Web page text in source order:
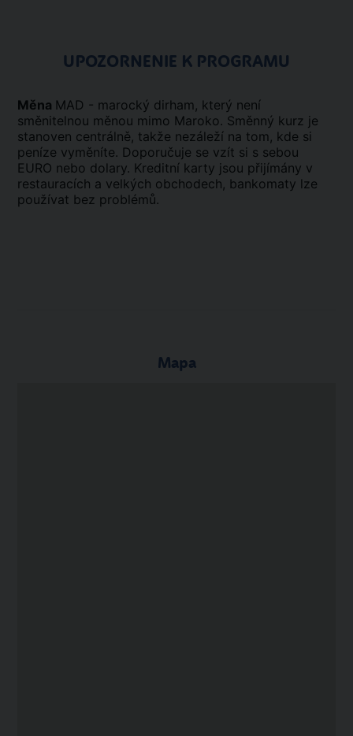
UPOZORNENIE K PROGRAMU
Měna MAD - marocký dirham, který není
směnitelnou měnou mimo Maroko. Směnný kurz je
stanoven centrálně, takže nezáleží na tom, kde si
peníze vyměníte. Doporučuje se vzít si s sebou
EURO nebo dolary. Kreditní karty jsou přijímány v
restauracích a velkých obchodech, bankomaty lze
používat bez problémů.
Mapa